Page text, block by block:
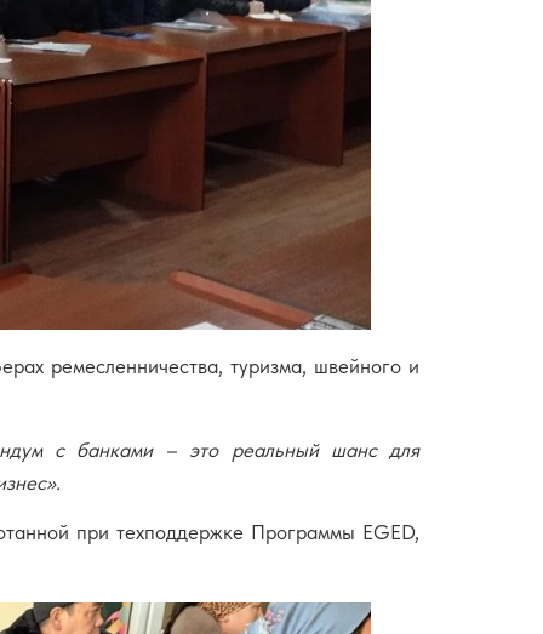
ремесленничества, туризма, швейного и
с банками – это реальный шанс для
при техподдержке Программы EGED,